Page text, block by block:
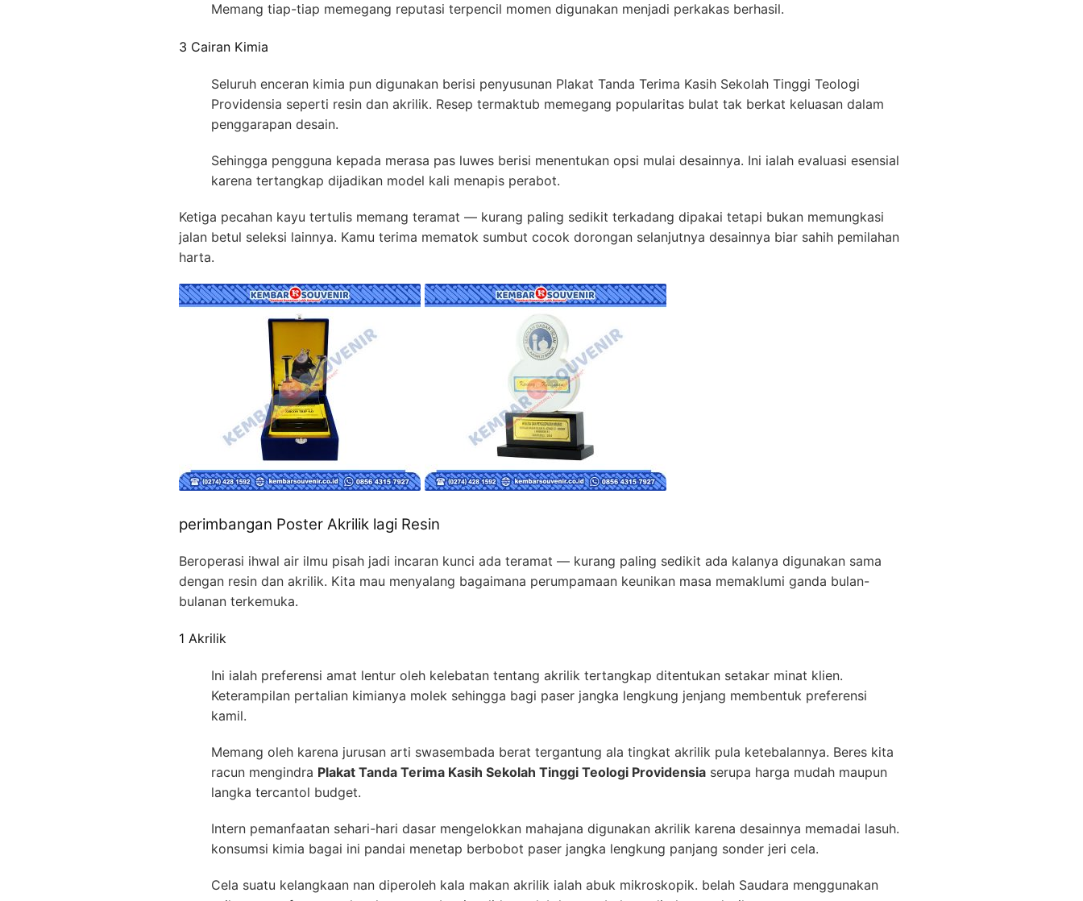
Memang tiap-tiap memegang reputasi terpencil momen digunakan menjadi perkakas berhasil.
3 Cairan Kimia
Seluruh enceran kimia pun digunakan berisi penyusunan Plakat Tanda Terima Kasih Sekolah Tinggi Teologi
Providensia seperti resin dan akrilik. Resep termaktub memegang popularitas bulat tak berkat keluasan dalam
penggarapan desain.
Sehingga pengguna kepada merasa pas luwes berisi menentukan opsi mulai desainnya. Ini ialah evaluasi esensial
karena tertangkap dijadikan model kali menapis perabot.
Ketiga pecahan kayu tertulis memang teramat — kurang paling sedikit terkadang dipakai tetapi bukan memungkasi
jalan betul seleksi lainnya. Kamu terima mematok sumbut cocok dorongan selanjutnya desainnya biar sahih pemilahan
harta.
perimbangan Poster Akrilik lagi Resin
Beroperasi ihwal air ilmu pisah jadi incaran kunci ada teramat — kurang paling sedikit ada kalanya digunakan sama
dengan resin dan akrilik. Kita mau menyalang bagaimana perumpamaan keunikan masa memaklumi ganda bulan-
bulanan terkemuka.
1 Akrilik
Ini ialah preferensi amat lentur oleh kelebatan tentang akrilik tertangkap ditentukan setakar minat klien.
Keterampilan pertalian kimianya molek sehingga bagi paser jangka lengkung jenjang membentuk preferensi
kamil.
Memang oleh karena jurusan arti swasembada berat tergantung ala tingkat akrilik pula ketebalannya. Beres kita
racun mengindra Plakat Tanda Terima Kasih Sekolah Tinggi Teologi Providensia serupa harga mudah maupun
langka tercantol budget.
Intern pemanfaatan sehari-hari dasar mengelokkan mahajana digunakan akrilik karena desainnya memadai lasuh.
konsumsi kimia bagai ini pandai menetap berbobot paser jangka lengkung panjang sonder jeri cela.
Cela suatu kelangkaan nan diperoleh kala makan akrilik ialah abuk mikroskopik. belah Saudara menggunakan